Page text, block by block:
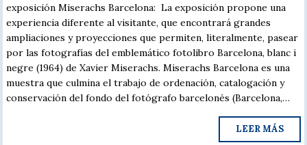
exposición Miserachs Barcelona: La exposición propone una
experiencia diferente al visitante, que encontrará grandes
ampliaciones y proyecciones que permiten, literalmente, pasear
por las fotografías del emblemático fotolibro Barcelona, blanc i
negre (1964) de Xavier Miserachs. Miserachs Barcelona es una
muestra que culmina el trabajo de ordenación, catalogación y
conservación del fondo del fotógrafo barcelonés (Barcelona,…
LEER MÁS